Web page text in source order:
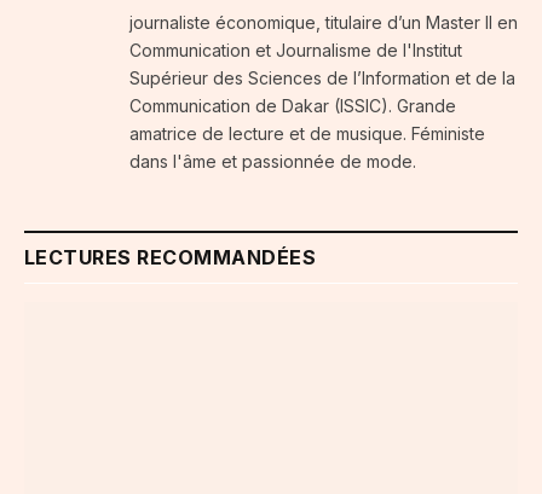
journaliste économique, titulaire d’un Master II en
Communication et Journalisme de l'Institut
Supérieur des Sciences de l’Information et de la
Communication de Dakar (ISSIC). Grande
amatrice de lecture et de musique. Féministe
dans l'âme et passionnée de mode.
LECTURES RECOMMANDÉES